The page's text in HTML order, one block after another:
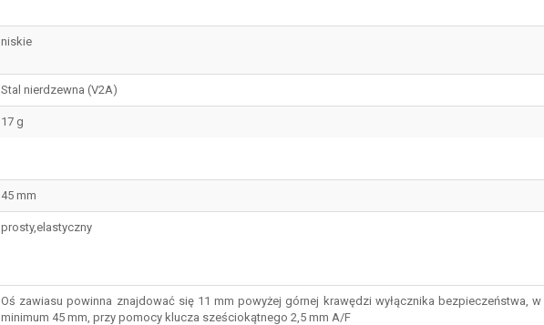
niskie
Stal nierdzewna (V2A)
17 g
45 mm
prosty,elastyczny
Oś zawiasu powinna znajdować się 11 mm powyżej górnej krawędzi wyłącznika bezpieczeństwa,
minimum 45 mm, przy pomocy klucza sześciokątnego 2,5 mm A/F